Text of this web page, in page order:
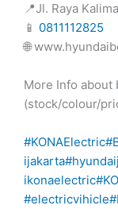
📍Jl. Raya
📱 0811112825
🌐
More Info about
(stock/colour/
#KONAElectric
ijakarta
ikonaelectric
#electricvihicle